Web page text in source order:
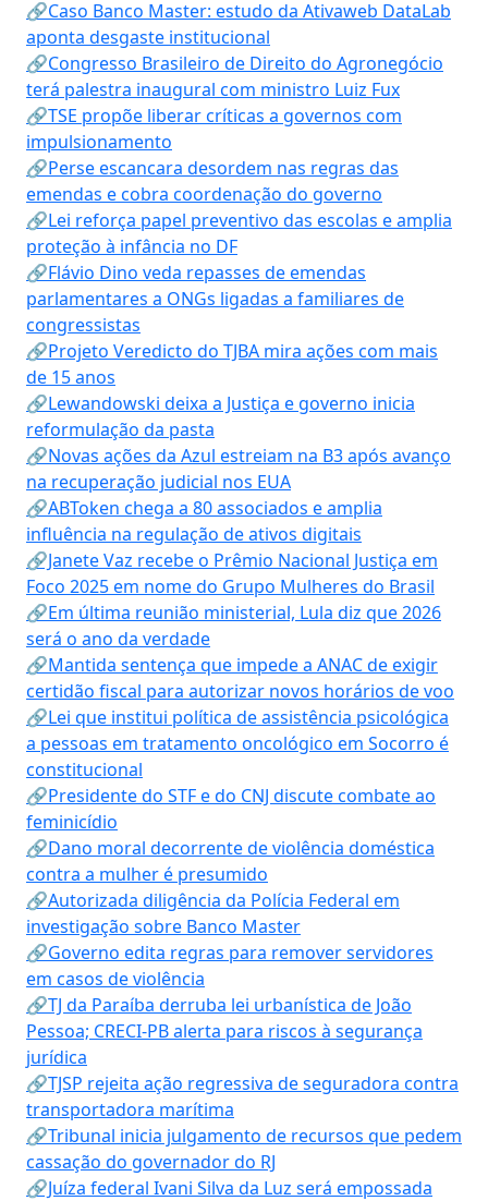
🔗Caso Banco Master: estudo da Ativaweb DataLab
aponta desgaste institucional
🔗Congresso Brasileiro de Direito do Agronegócio
terá palestra inaugural com ministro Luiz Fux
🔗TSE propõe liberar críticas a governos com
impulsionamento
🔗Perse escancara desordem nas regras das
emendas e cobra coordenação do governo
🔗Lei reforça papel preventivo das escolas e amplia
proteção à infância no DF
🔗Flávio Dino veda repasses de emendas
parlamentares a ONGs ligadas a familiares de
congressistas
🔗Projeto Veredicto do TJBA mira ações com mais
de 15 anos
🔗Lewandowski deixa a Justiça e governo inicia
reformulação da pasta
🔗Novas ações da Azul estreiam na B3 após avanço
na recuperação judicial nos EUA
🔗ABToken chega a 80 associados e amplia
influência na regulação de ativos digitais
🔗Janete Vaz recebe o Prêmio Nacional Justiça em
Foco 2025 em nome do Grupo Mulheres do Brasil
🔗Em última reunião ministerial, Lula diz que 2026
será o ano da verdade
🔗Mantida sentença que impede a ANAC de exigir
certidão fiscal para autorizar novos horários de voo
🔗Lei que institui política de assistência psicológica
a pessoas em tratamento oncológico em Socorro é
constitucional
🔗Presidente do STF e do CNJ discute combate ao
feminicídio
🔗Dano moral decorrente de violência doméstica
contra a mulher é presumido
🔗Autorizada diligência da Polícia Federal em
investigação sobre Banco Master
🔗Governo edita regras para remover servidores
em casos de violência
🔗TJ da Paraíba derruba lei urbanística de João
Pessoa; CRECI-PB alerta para riscos à segurança
jurídica
🔗TJSP rejeita ação regressiva de seguradora contra
transportadora marítima
🔗Tribunal inicia julgamento de recursos que pedem
cassação do governador do RJ
🔗Juíza federal Ivani Silva da Luz será empossada